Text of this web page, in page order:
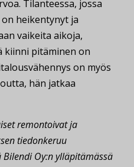
Tilanteessa, jossa
heikentynyt ja
vaikeita aikoja,
kiinni pitäminen on
on myös
hän jatkaa
remontoivat ja
tiedonkeruu
Oy:n ylläpitämässä